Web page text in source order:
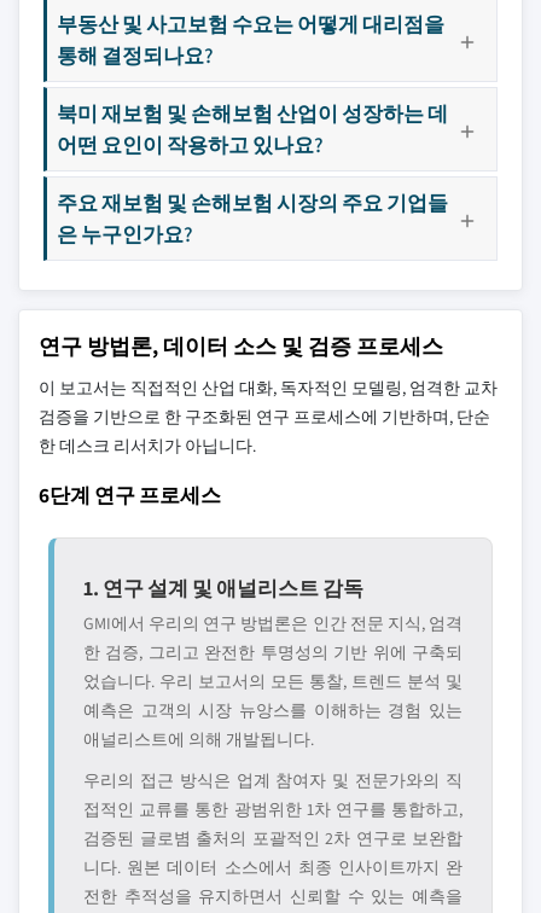
부동산 및 사고보험 수요는 어떻게 대리점을
통해 결정되나요?
북미 재보험 및 손해보험 산업이 성장하는 데
어떤 요인이 작용하고 있나요?
주요 재보험 및 손해보험 시장의 주요 기업들
은 누구인가요?
연구 방법론, 데이터 소스 및 검증 프로세스
이 보고서는 직접적인 산업 대화, 독자적인 모델링, 엄격한 교차
검증을 기반으로 한 구조화된 연구 프로세스에 기반하며, 단순
한 데스크 리서치가 아닙니다.
6단계 연구 프로세스
1. 연구 설계 및 애널리스트 감독
GMI에서 우리의 연구 방법론은 인간 전문 지식, 엄격
한 검증, 그리고 완전한 투명성의 기반 위에 구축되
었습니다. 우리 보고서의 모든 통찰, 트렌드 분석 및
예측은 고객의 시장 뉴앙스를 이해하는 경험 있는
애널리스트에 의해 개발됩니다.
우리의 접근 방식은 업계 참여자 및 전문가와의 직
접적인 교류를 통한 광범위한 1차 연구를 통합하고,
검증된 글로볌 출처의 포괄적인 2차 연구로 보완합
니다. 원본 데이터 소스에서 최종 인사이트까지 완
전한 추적성을 유지하면서 신뢰할 수 있는 예측을